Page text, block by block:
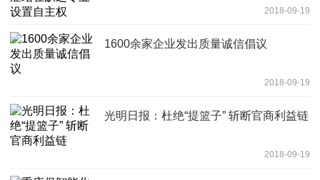
2018-09-19
1600余家企业发出质量诚信倡议
2018-09-19
光明日报：杜绝“提篮子” 斩断官商利益链
2018-09-19